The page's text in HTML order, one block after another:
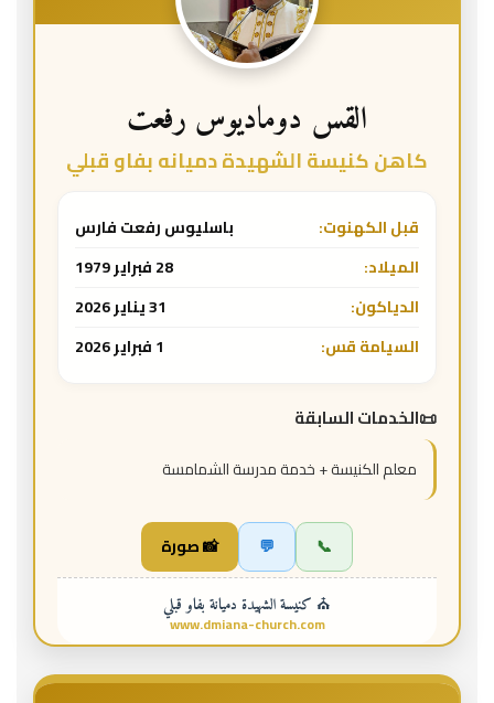
القس دوماديوس رفعت
كاهن كنيسة الشهيدة دميانه بفاو قبلي
قبل الكهنوت:
باسليوس رفعت فارس
الميلاد:
28 فبراير 1979
الدياكون:
31 يناير 2026
السيامة قس:
1 فبراير 2026
الخدمات السابقة
معلم الكنيسة + خدمة مدرسة الشمامسة
📞
💬 📸 صورة
⛪ كنيسة الشهيدة دميانة بفاو قبلي
www.dmiana-church.com